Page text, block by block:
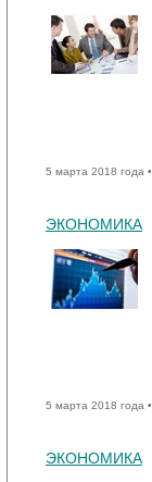
5 марта 2018 года •
ЭКОНОМИКА
5 марта 2018 года •
ЭКОНОМИКА